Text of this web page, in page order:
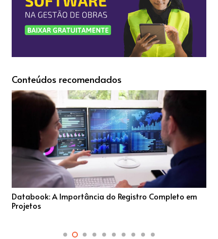
Conteúdos recomendados
Databook: A Importância do Registro Completo em
Projetos